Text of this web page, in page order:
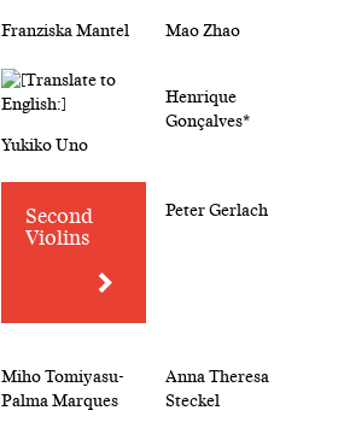
Franziska Mantel Mao Zhao
Yukiko Uno
Henrique
Gonçalves*
Second
Violins
Peter Gerlach
Miho Tomiyasu-
Palma Marques
Anna Theresa
Steckel